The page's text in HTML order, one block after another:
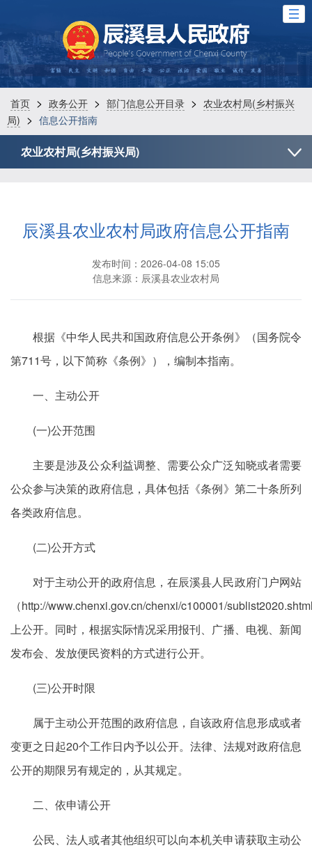
首页 > 政务公开 > 部门信息公开目录 > 农业农村局(乡村振兴
局) > 信息公开指南
农业农村局(乡村振兴局)
辰溪县农业农村局政府信息公开指南
发布时间：2026-04-08 15:05
信息来源：辰溪县农业农村局
根据《中华人民共和国政府信息公开条例》（国务院令
第711号，以下简称《条例》），编制本指南。
一、主动公开
(一)公开范围
主要是涉及公众利益调整、需要公众广泛知晓或者需要
公众参与决策的政府信息，具体包括《条例》第二十条所列
各类政府信息。
(二)公开方式
对于主动公开的政府信息，在辰溪县人民政府门户网站
（http://www.chenxi.gov.cn/chenxi/c100001/
上公开。同时，根据实际情况采用报刊、广播、电视、新闻
发布会、发放便民资料的方式进行公开。
(三)公开时限
属于主动公开范围的政府信息，自该政府信息形成或者
变更之日起20个工作日内予以公开。法律、法规对政府信息
公开的期限另有规定的，从其规定。
二、依申请公开
公民、法人或者其他组织可以向本机关申请获取主动公